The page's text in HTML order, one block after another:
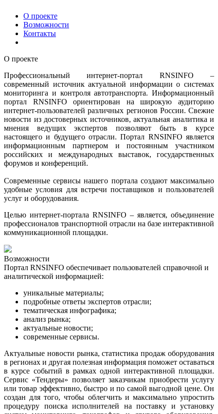
О проекте
Возможности
Контакты
О проекте
Профессиональный интернет-портал RNSINFO –
современный источник актуальной информации о системах
мониторинга и контроля автотранспорта. Информационный
портал RNSINFO ориентирован на широкую аудиторию
интернет-пользователей различных регионов России. Свежие
новости из достоверных источников, актуальная аналитика и
мнения ведущих экспертов позволяют быть в курсе
настоящего и будущего отрасли. Портал RNSINFO является
информационным партнером и постоянным участником
российских и международных выставок, государственных
форумов и конференций.
Современные сервисы нашего портала создают максимально
удобные условия для встречи поставщиков и пользователей
услуг и оборудования.
Целью интернет-портала RNSINFO – является, объединение
профессионалов транспортной отрасли на базе интерактивной
коммуникационной площадки.
Возможности
Портал RNSINFO обеспечивает пользователей справочной и
аналитической информацией:
уникальные материалы;
подробные ответы экспертов отрасли;
тематическая инфографика;
анализ рынка;
актуальные новости;
современные сервисы.
Актуальные новости рынка, статистика продаж оборудования
в регионах и другая полезная информация поможет оставаться
в курсе событий в рамках одной интерактивной площадки.
Сервис «Тендеры» позволяет заказчикам приобрести услугу
или товар эффективно, быстро и по самой выгодной цене. Он
создан для того, чтобы облегчить и максимально упростить
процедуру поиска исполнителей на поставку и установку